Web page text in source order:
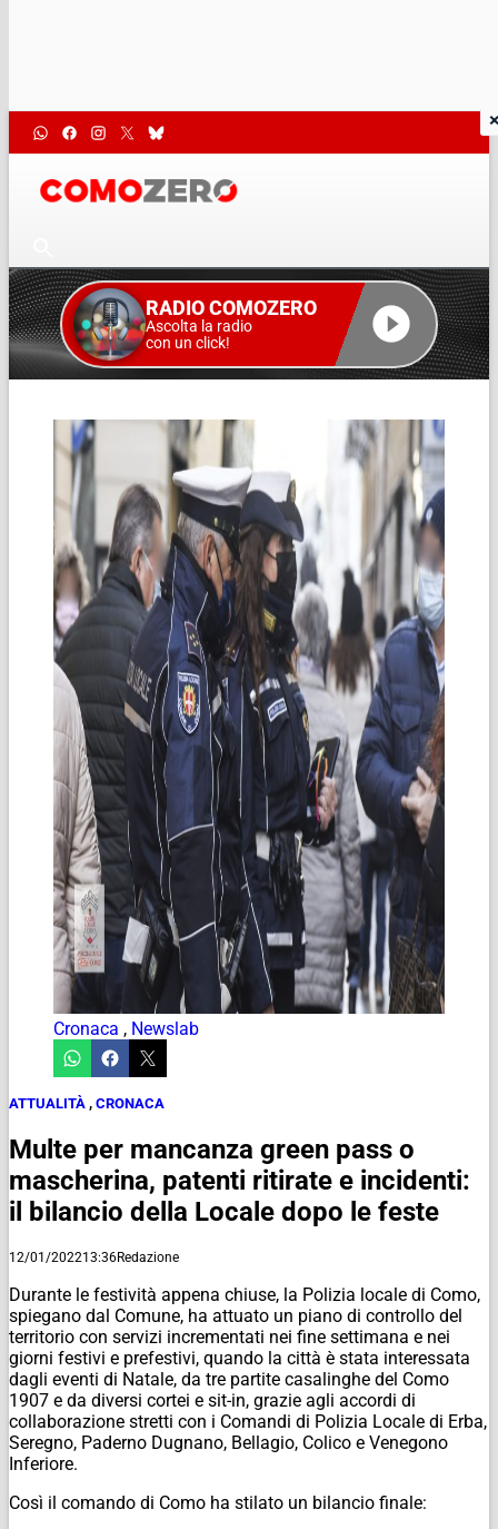
RADIO COMOZERO
Ascolta la radio
con un click!
Cronaca , Newslab
ATTUALITÀ , CRONACA
Multe per mancanza green pass o
mascherina, patenti ritirate e incidenti:
il bilancio della Locale dopo le feste
12/01/202213:36Redazione
Durante le festività appena chiuse, la Polizia locale di Como,
spiegano dal Comune, ha attuato un piano di controllo del
territorio con servizi incrementati nei fine settimana e nei
giorni festivi e prefestivi, quando la città è stata interessata
dagli eventi di Natale, da tre partite casalinghe del Como
1907 e da diversi cortei e sit-in, grazie agli accordi di
collaborazione stretti con i Comandi di Polizia Locale di Erba,
Seregno, Paderno Dugnano, Bellagio, Colico e Venegono
Inferiore.
Così il comando di Como ha stilato un bilancio finale: